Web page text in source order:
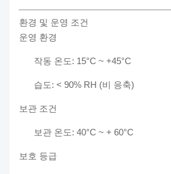
환경 및 운영 조건
운영 환경
작동 온도: 15°C ~ +45°C
습도: < 90% RH (비 응축)
보관 조건
보관 온도: 40°C ~ + 60°C
보호 등급